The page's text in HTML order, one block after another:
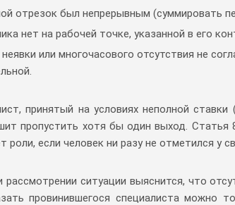
отрезок был непрерывным (суммировать
нет на рабочей точке, указанной в его
или многочасового отсутствия не
принятый на условиях неполной
пропустить хотя бы один выход.
роли, если человек ни разу не отметился у
рассмотрении ситуации выяснится, что
провинившегося специалиста можно